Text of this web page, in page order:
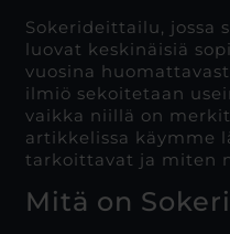
Sokerideittailu, jossa
luovat keskinäisiä
vuosina
ilmiö sekoitetaan
vaikka niillä on
artikkelissa käymme
tarkoittavat ja miten
Mitä on